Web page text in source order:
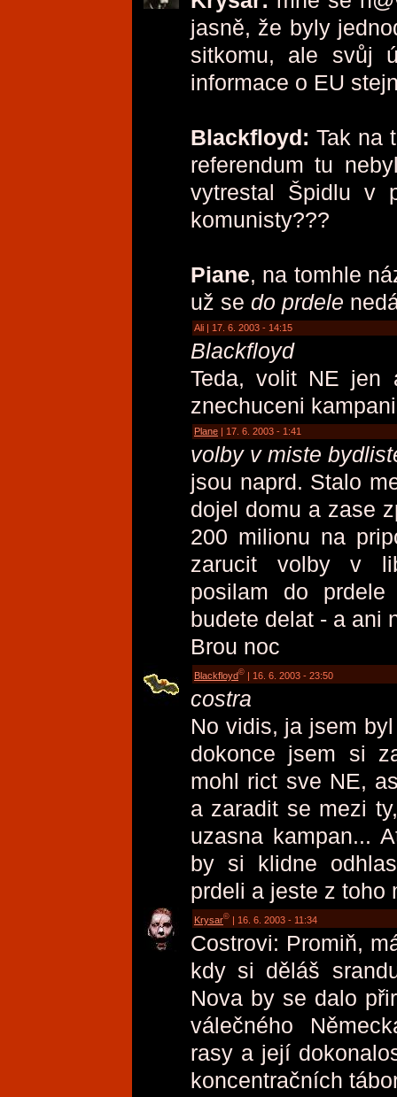
jasně, že byly
sitkomu, ale svůj
informace o EU
Blackfloyd: Tak na
referendum tu
vytrestal Špidlu v
komunisty???
Piane, na tomhle
už se do prdele
Ali | 17. 6. 2003 - 14:15
Blackfloyd
Teda, volit NE jen
znechuceni
Plane | 17. 6. 2003 - 1:41
volby v miste
jsou naprd. Stalo
dojel domu a zase
200 milionu na
zarucit volby v
posilam do
budete delat - a ani
Brou noc
Blackfloyd© | 16. 6. 2003 - 23:50
costra
No vidis, ja jsem
dokonce jsem si
mohl rict sve NE,
a zaradit se mezi
uzasna kampan...
by si klidne
prdeli a jeste z
Krysar© | 16. 6. 2003 - 11:34
Costrovi: Promiň,
kdy si děláš
Nova by se dalo
válečného
rasy a její
koncentračních